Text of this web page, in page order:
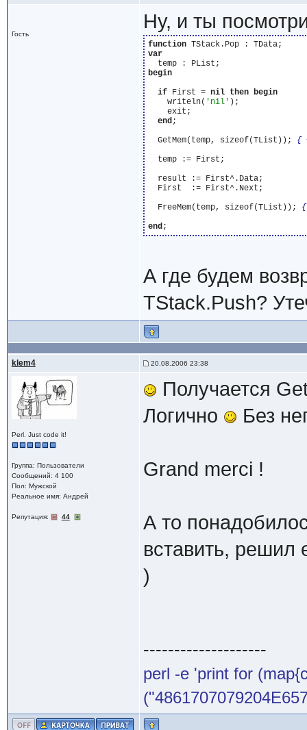
Гость
Ну, и ты
function
var
begin
if First = nil then begin
    writeln(
'nil' );
    exit;
end;
  GetMem(temp, sizeof(TList));
{
  temp := First;
  result := First^.Data;
  First  := First^.Next;
  FreeMem(temp, sizeof(TList));
end
А где будем
TStack.Push?
klem4 20.08.2006 23:38
Perl. Just code it!
Группа: Пользователи
Сообщений: 4 100
Пол: Мужской
Реальное имя: Андрей
Репутация: 44
Получается
Логично
Без
Grand merci !
А то
вставить, решил
)
--------------------
perl -e 'print for